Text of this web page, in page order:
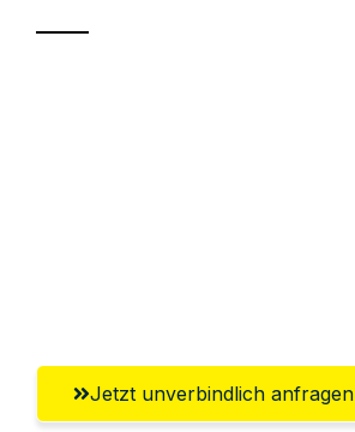
Jetzt unverbindlich anfragen